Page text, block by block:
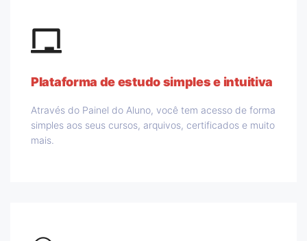
Plataforma de estudo simples e intuitiva
Através do Painel do Aluno, você tem acesso de forma
simples aos seus cursos, arquivos, certificados e muito
mais.